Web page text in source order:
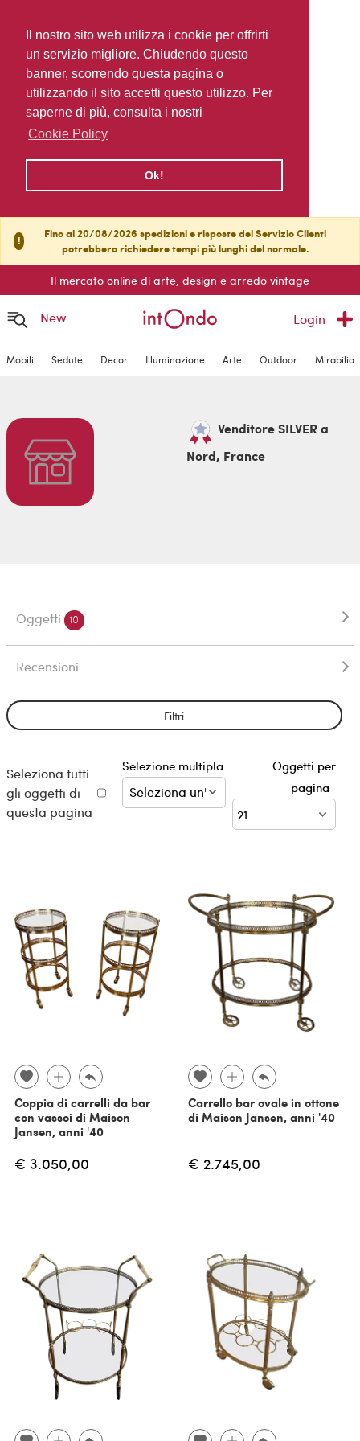
Il nostro sito web utilizza i cookie per offrirti
un servizio migliore. Chiudendo questo
banner, scorrendo questa pagina o
utilizzando il sito accetti questo utilizzo. Per
saperne di più, consulta i nostri
Cookie Policy
Ok!
!
Fino al 20/08/2026 spedizioni e risposte del Servizio Clienti
potrebbero richiedere tempi più lunghi del normale.
Il mercato online di arte, design e arredo vintage
New Login
Mobili Sedute Decor Illuminazione Arte Outdoor Mirabilia
Venditore SILVER a
Nord, France
Oggetti 10
Recensioni
Filtri
Seleziona tutti
gli oggetti di
questa pagina
Selezione multipla
Oggetti per
pagina
Coppia di carrelli da bar
con vassoi di Maison
Jansen, anni '40
€ 3.050,00
Carrello bar ovale in ottone
di Maison Jansen, anni '40
€ 2.745,00